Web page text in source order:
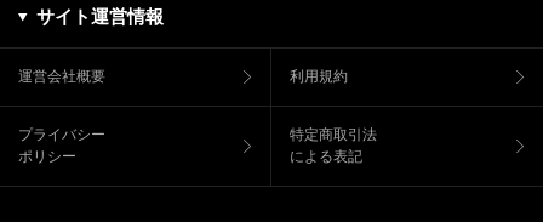
サイト運営情報
運営会社概要 利用規約
プライバシー
ポリシー
特定商取引法
による表記